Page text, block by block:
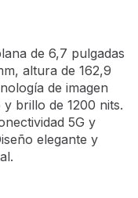
de 6,7 pulgadas
altura de 162,9
de imagen
brillo de 1200 nits.
5G y
elegante y